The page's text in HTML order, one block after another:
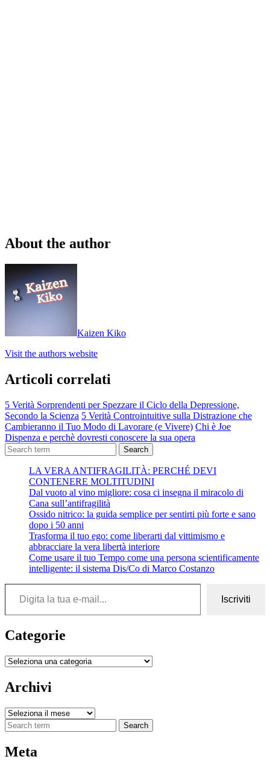
About the author
Kaizen Kiko
Visit the authors website
Articoli correlati
5 Verità Sorprendenti per Spezzare il Ciclo della Depressione,
Secondo la Scienza 5 Verità Controintuitive sulla Distrazione che
Cambieranno il Tuo Modo di Lavorare (e Vivere) Chi è Joe
Dispenza e perchè dovresti conoscere la sua opera
Search
LA VERA ANTIFRAGILITÀ: PERCHÉ DEVI
CONTENERE MOLTITUDINI
Dal vuoto al vino migliore: cosa ci insegna il miracolo di
Cana sull’antifragilità
Ossido nitrico: la guida semplice per sentirti più forte e sano
dopo i 50 anni
Trasforma il tuo ego: come liberarti dal vittimismo e
abbracciare la vera libertà interiore
Come usare il tuo Tempo come una persona scientificamente
intelligente: il sistema Dis/Co di Marco Costanzo
Digita la tua e-mail...
Iscriviti
Categorie
Categorie
Archivi
Archivi
Search
Meta